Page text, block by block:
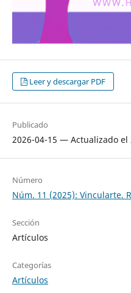
Leer y descargar PDF
Publicado
2026-04-15 — Actualizado el
Número
Núm. 11 (2025): Vincularte.
Sección
Artículos
Categorías
Artículos